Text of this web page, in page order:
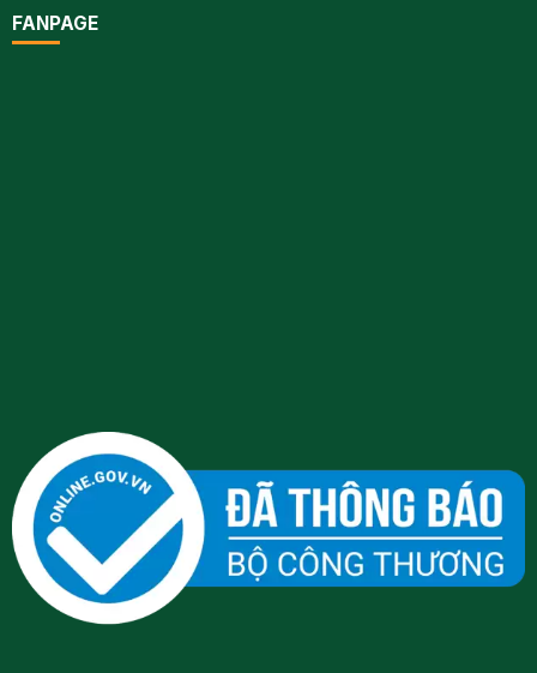
FANPAGE